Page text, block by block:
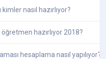
nasıl hazırlıyor?
öğretmen hazırlıyor 2018?
hesaplama nasıl yapılıyor?